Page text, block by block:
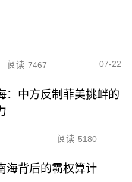
阅读 7467 07-22
：中方反制菲美挑衅的
阅读 5180
海背后的霸权算计